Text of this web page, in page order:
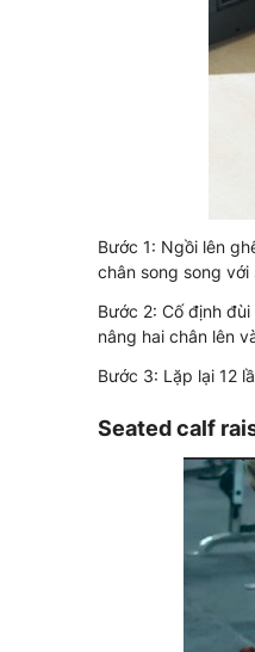
Bước 1: Ngồi lên
chân song song với
Bước 2: Cố định
nâng hai chân lên
Bước 3: Lặp lại 12
Seated calf